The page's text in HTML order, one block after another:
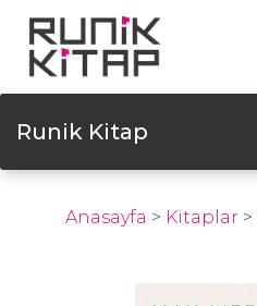
Runik Kitap
Anasayfa > Kitaplar >